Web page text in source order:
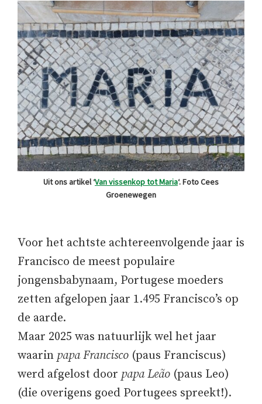
Uit ons artikel ‘Van vissenkop tot Maria‘. Foto Cees
Groenewegen
Voor het achtste achtereenvolgende jaar is
Francisco de meest populaire
jongensbabynaam, Portugese moeders
zetten afgelopen jaar 1.495 Francisco’s op
de aarde.
Maar 2025 was natuurlijk wel het jaar
waarin papa Francisco (paus Franciscus)
werd afgelost door papa Leão (paus Leo)
(die overigens goed Portugees spreekt!).